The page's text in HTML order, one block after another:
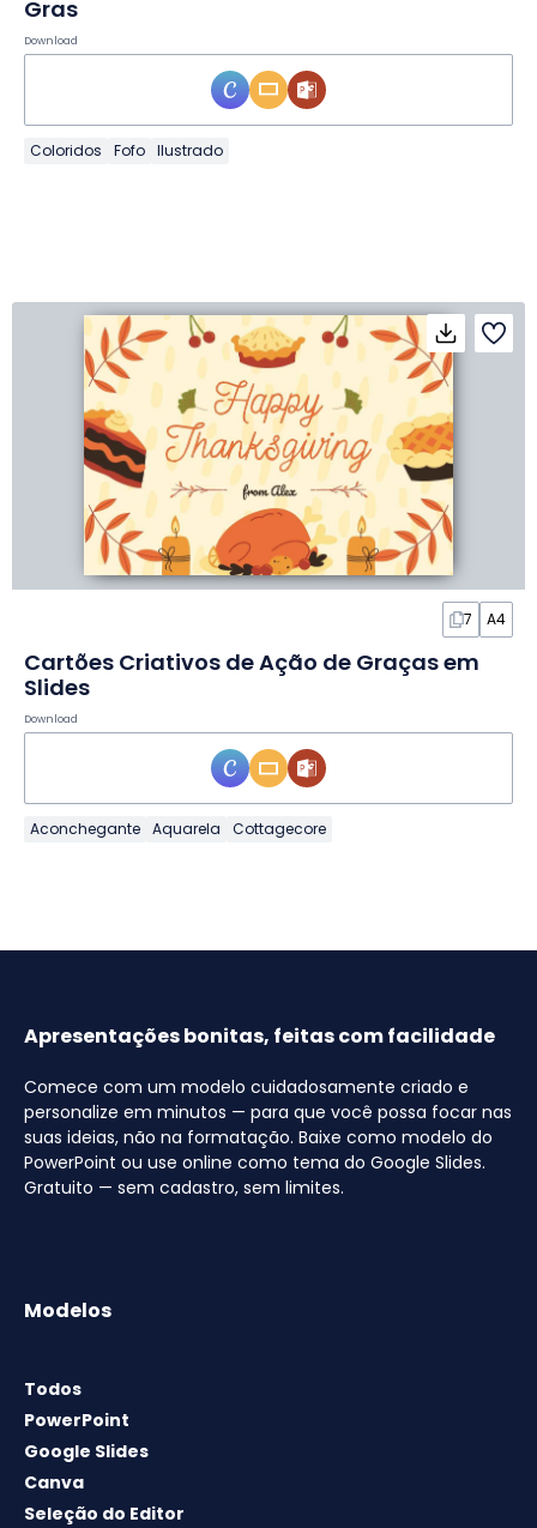
Gras
Download
Coloridos Fofo Ilustrado
7 A4
Cartões Criativos de Ação de Graças em
Slides
Download
Aconchegante Aquarela Cottagecore
Apresentações bonitas, feitas com facilidade
Comece com um modelo cuidadosamente criado e
personalize em minutos — para que você possa focar nas
suas ideias, não na formatação. Baixe como modelo do
PowerPoint ou use online como tema do Google Slides.
Gratuito — sem cadastro, sem limites.
Modelos
Todos
PowerPoint
Google Slides
Canva
Seleção do Editor